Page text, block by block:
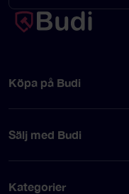
Köpa på Budi
Sälj med Budi
Kategorier